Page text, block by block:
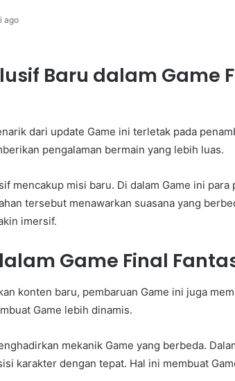
ago
Baru dalam Game
dari update Game ini terletak pada
pengalaman bermain yang lebih luas.
mencakup misi baru. Di dalam Game ini para
tersebut menawarkan suasana yang
imersif.
Game Final
konten baru, pembaruan Game ini juga
Game lebih dinamis.
mekanik Game yang berbeda.
karakter dengan tepat. Hal ini membuat